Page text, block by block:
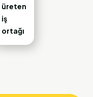
üreten
iş
ortağı